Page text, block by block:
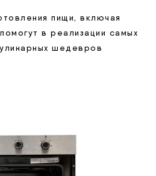
пищи, включая
в реализации самых
шедевров